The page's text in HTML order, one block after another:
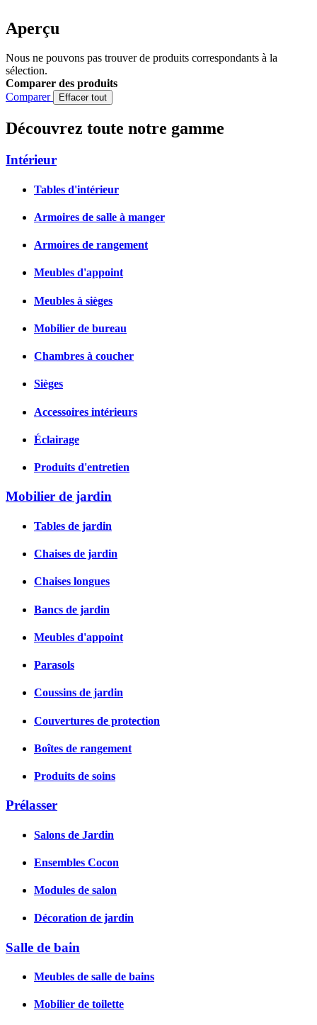
Aperçu
Nous ne pouvons pas trouver de produits correspondants à la
sélection.
Comparer des produits
Comparer
Effacer tout
Découvrez toute notre gamme
Intérieur
Tables d'intérieur
Armoires de salle à manger
Armoires de rangement
Meubles d'appoint
Meubles à sièges
Mobilier de bureau
Chambres à coucher
Sièges
Accessoires intérieurs
Éclairage
Produits d'entretien
Mobilier de jardin
Tables de jardin
Chaises de jardin
Chaises longues
Bancs de jardin
Meubles d'appoint
Parasols
Coussins de jardin
Couvertures de protection
Boîtes de rangement
Produits de soins
Prélasser
Salons de Jardin
Ensembles Cocon
Modules de salon
Décoration de jardin
Salle de bain
Meubles de salle de bains
Mobilier de toilette